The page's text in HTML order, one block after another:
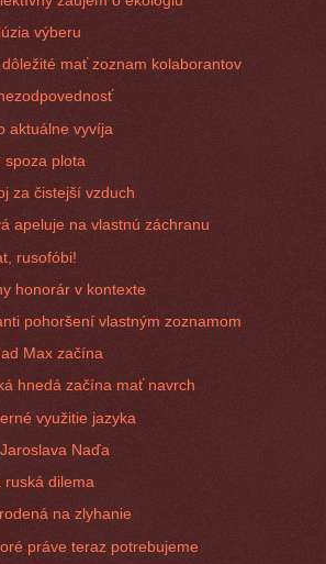
výberu
mať zoznam kolaborantov
aktuálne vyvíja
spoza plota
za čistejší vzduch
apeluje na vlastnú záchranu
rusofóbi!
honorár v kontexte
pohoršení vlastným zoznamom
Max začína
hnedá začína mať navrch
využitie jazyka
Naďa
ruská dilema
na zlyhanie
práve teraz potrebujeme